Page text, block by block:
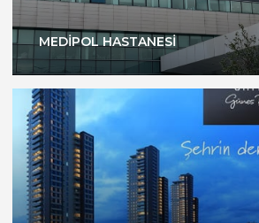
MEDİPOL HASTANESİ